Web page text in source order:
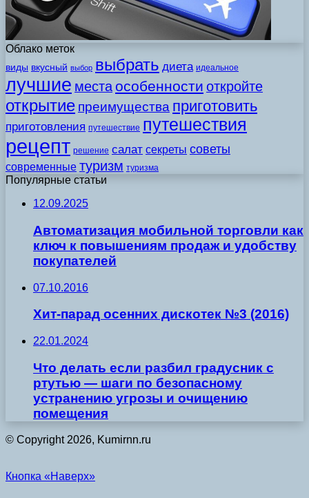
Облако меток
виды вкусный выбор выбрать диета идеальное
лучшие места особенности откройте
открытие преимущества приготовить
приготовления путешествие путешествия
рецепт решение салат секреты советы
современные туризм туризма
Популярные статьи
12.09.2025
Автоматизация мобильной торговли как
ключ к повышениям продаж и удобству
покупателей
07.10.2016
Хит-парад осенних дискотек №3 (2016)
22.01.2024
Что делать если разбил градусник с
ртутью — шаги по безопасному
устранению угрозы и очищению
помещения
© Copyright 2026, Kumirnn.ru
Кнопка «Наверх»